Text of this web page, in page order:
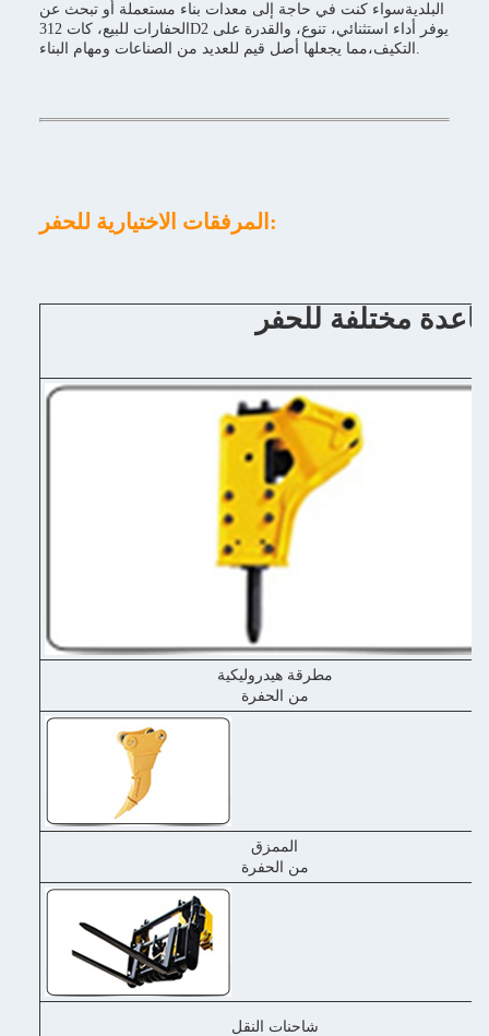
البلديةسواء كنت في حاجة إلى معدات بناء مستعملة أو تبحث عن
الحفارات للبيع، كات 312D2 يوفر أداء استثنائي، تنوع، والقدرة على
التكيف،مما يجعلها أصل قيم للعديد من الصناعات ومهام البناء.
المرفقات الاختيارية للحفر:
مطرقة هيدروليكية
من الحفرة
الممزق
من الحفرة
شاحنات النقل